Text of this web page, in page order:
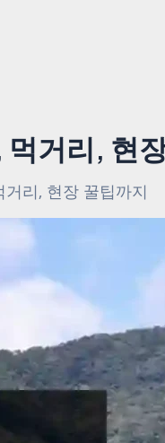
거리, 현
리, 현장 꿀팁까지